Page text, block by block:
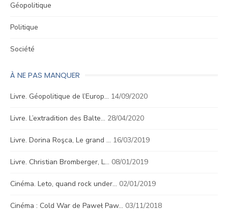
Géopolitique
Politique
Société
À NE PAS MANQUER
Livre. Géopolitique de l’Europ… 14/09/2020
Livre. L’extradition des Balte… 28/04/2020
Livre. Dorina Roşca, Le grand … 16/03/2019
Livre. Christian Bromberger, L… 08/01/2019
Cinéma. Leto, quand rock under… 02/01/2019
Cinéma : Cold War de Paweł Paw… 03/11/2018